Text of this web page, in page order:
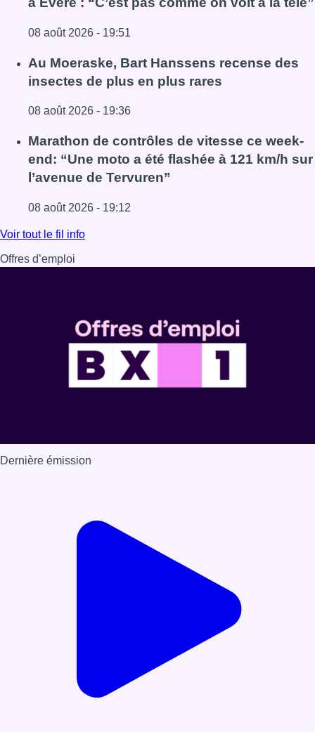
08 août 2026 - 19:51
Lire l'article Un nouveau club de MMA ouvre ses portes à
Au Moeraske, Bart Hanssens recense des
insectes de plus en plus rares
08 août 2026 - 19:36
Lire l'article Au Moeraske, Bart Hanssens recense des
Marathon de contrôles de vitesse ce week-
end: “Une moto a été flashée à 121 km/h sur
l’avenue de Tervuren”
08 août 2026 - 19:12
Lire l'article Marathon de contrôles de vitesse ce week-
Voir tout le fil info
Offres d’emploi
Dernière émission